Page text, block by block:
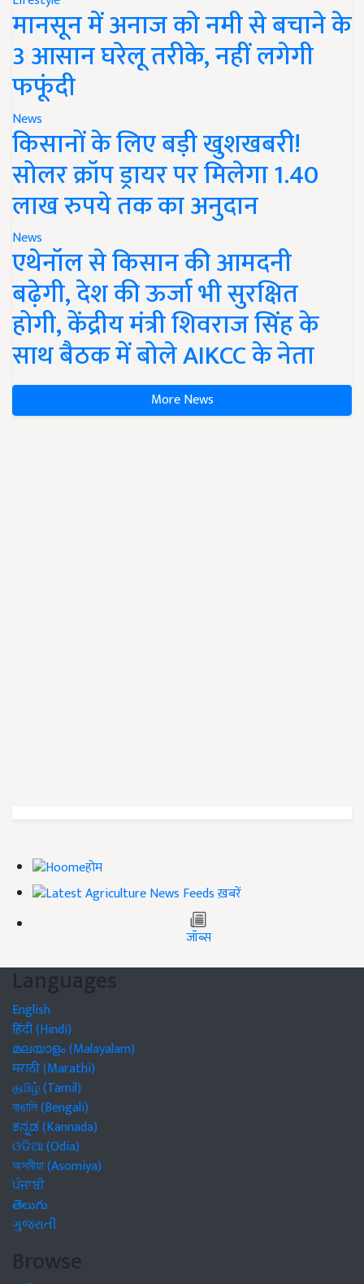
मानसून में अनाज को नमी से बचाने के
3 आसान घरेलू तरीके, नहीं लगेगी
फफूंदी
News
किसानों के लिए बड़ी खुशखबरी!
सोलर क्रॉप ड्रायर पर मिलेगा 1.40
लाख रुपये तक का अनुदान
News
एथेनॉल से किसान की आमदनी
बढ़ेगी, देश की ऊर्जा भी सुरक्षित
होगी, केंद्रीय मंत्री शिवराज सिंह के
साथ बैठक में बोले AIKCC के नेता
More News
होम
ख़बरें
जॉब्स
Languages
English
हिंदी (Hindi)
മലയാളം (Malayalam)
मराठी (Marathi)
தமிழ் (Tamil)
বাঙালি (Bengali)
ಕನ್ನಡ (Kannada)
ଓଡିଆ (Odia)
অসমীয়া (Asomiya)
ਪੰਜਾਬੀ
తెలుగు
ગુજરાતી
Browse